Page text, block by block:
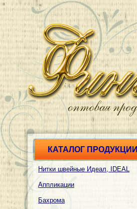
КАТАЛОГ ПРОДУКЦИИ
Нитки швейные Идеал, IDEAL
Аппликации
Бахрома